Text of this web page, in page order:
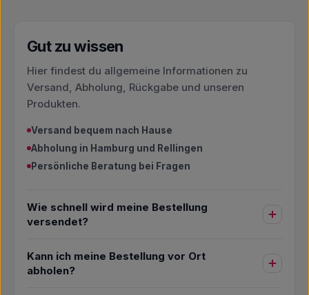
Gut zu wissen
Hier findest du allgemeine Informationen zu
Versand, Abholung, Rückgabe und unseren
Produkten.
Versand bequem nach Hause
Abholung in Hamburg und Rellingen
Persönliche Beratung bei Fragen
Wie schnell wird meine Bestellung
versendet?
Kann ich meine Bestellung vor Ort
abholen?